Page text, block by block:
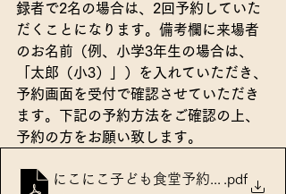
録者で2名の場合は、2回予約していた
だくことになります。備考欄に来場者
のお名前（例、小学3年生の場合は、
「太郎（小3）」）を入れていただき、
予約画面を受付で確認させていただき
ます。下記の予約方法をご確認の上、
予約の方をお願い致します。
にこにこ子ども食堂予約方法.pdf